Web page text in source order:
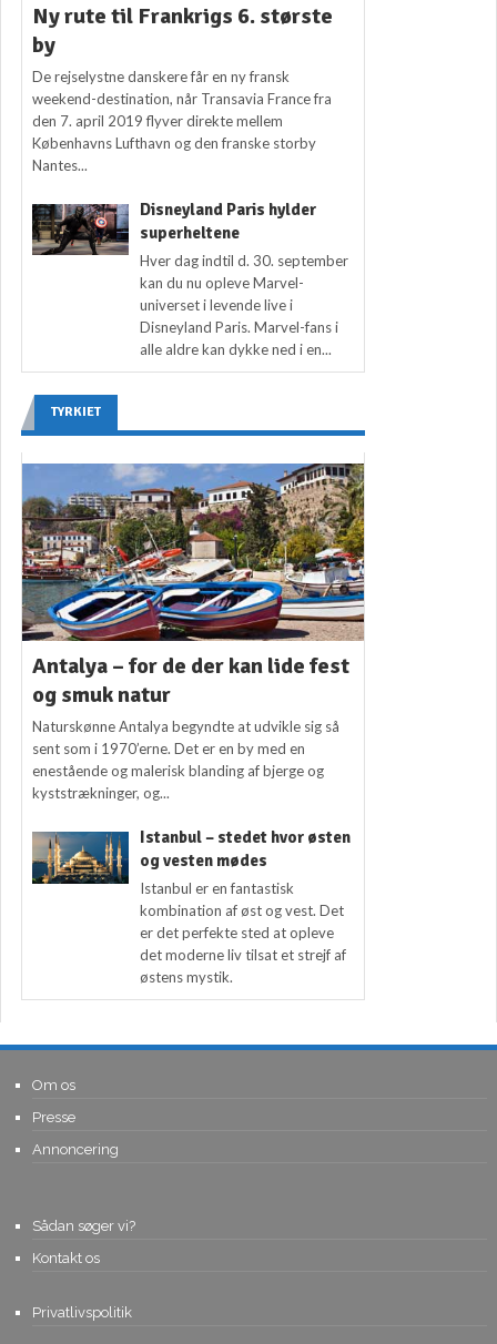
Ny rute til Frankrigs 6. største
by
De rejselystne danskere får en ny fransk
weekend-destination, når Transavia France fra
den 7. april 2019 flyver direkte mellem
Københavns Lufthavn og den franske storby
Nantes...
Disneyland Paris hylder
superheltene
Hver dag indtil d. 30. september
kan du nu opleve Marvel-
universet i levende live i
Disneyland Paris. Marvel-fans i
alle aldre kan dykke ned i en...
TYRKIET
Antalya – for de der kan lide fest
og smuk natur
Naturskønne Antalya begyndte at udvikle sig så
sent som i 1970’erne. Det er en by med en
enestående og malerisk blanding af bjerge og
kyststrækninger, og...
Istanbul – stedet hvor østen
og vesten mødes
Istanbul er en fantastisk
kombination af øst og vest. Det
er det perfekte sted at opleve
det moderne liv tilsat et strejf af
østens mystik.
Om os
Presse
Annoncering
Sådan søger vi?
Kontakt os
Privatlivspolitik